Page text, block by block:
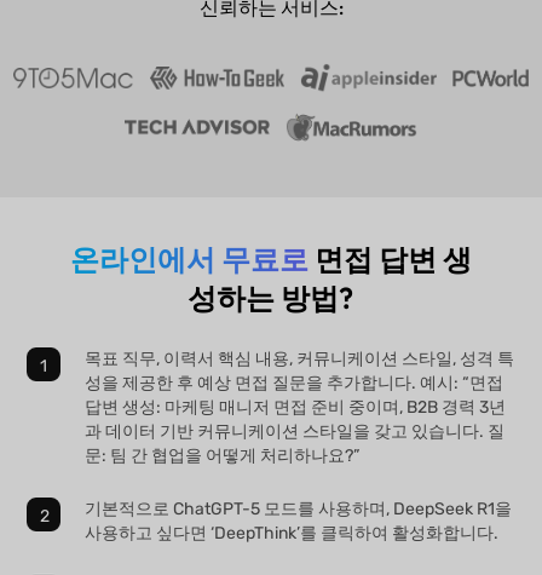
신뢰하는 서비스:
온라인에서 무료로면접 답변 생
성하는 방법?
목표 직무, 이력서 핵심 내용, 커뮤니케이션 스타일, 성격 특
성을 제공한 후 예상 면접 질문을 추가합니다. 예시: “면접
답변 생성: 마케팅 매니저 면접 준비 중이며, B2B 경력 3년
과 데이터 기반 커뮤니케이션 스타일을 갖고 있습니다. 질
문: 팀 간 협업을 어떻게 처리하나요?”
기본적으로 ChatGPT-5 모드를 사용하며, DeepSeek R1을
사용하고 싶다면 ‘DeepThink’를 클릭하여 활성화합니다.